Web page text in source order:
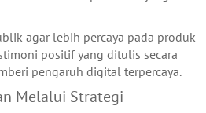
agar lebih percaya pada produk
positif yang ditulis secara
pengaruh digital terpercaya.
Melalui Strategi